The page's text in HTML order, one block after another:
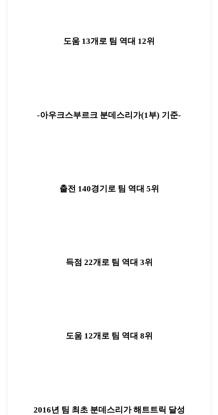
도움 13개로 팀 역대 12위
-아우크스부르크 분데스리가(1부) 기준-
출전 140경기로 팀 역대 5위
득점 22개로 팀 역대 3위
도움 12개로 팀 역대 8위
2016년 팀 최초 분데스리가 해트트릭 달성